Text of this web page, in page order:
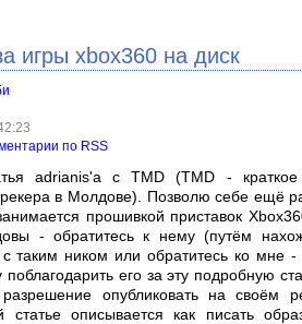
игры xbox360 на диск
по RSS
adrianis'a с TMD (TMD - краткое
в Молдове). Позволю себе ещё
прошивкой приставок
- обратитесь к нему (путём
с таким ником или обратитесь ко мне
его за эту подробную
опубликовать на своём
описывается как писать